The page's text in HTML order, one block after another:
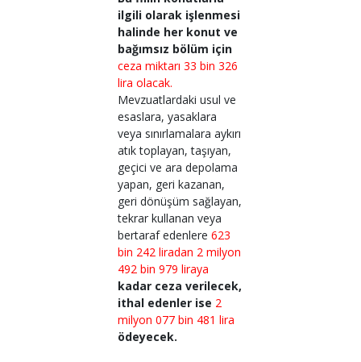
ilgili olarak işlenmesi
halinde her konut ve
bağımsız bölüm için
ceza miktarı 33 bin 326
lira olacak.
Mevzuatlardaki usul ve
esaslara, yasaklara
veya sınırlamalara aykırı
atık toplayan, taşıyan,
geçici ve ara depolama
yapan, geri kazanan,
geri dönüşüm sağlayan,
tekrar kullanan veya
bertaraf edenlere 623
bin 242 liradan 2 milyon
492 bin 979 liraya
kadar ceza verilecek,
ithal edenler ise 2
milyon 077 bin 481 lira
ödeyecek.